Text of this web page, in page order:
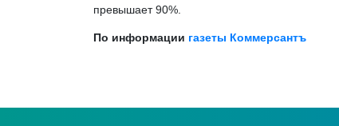
превышает 90%.
По информации газеты Коммерсантъ